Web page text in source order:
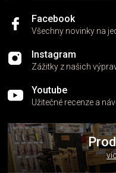
Facebook
Všechny novinky na
Instagram
Zážitky z našich
Youtube
Užitečné recenze a